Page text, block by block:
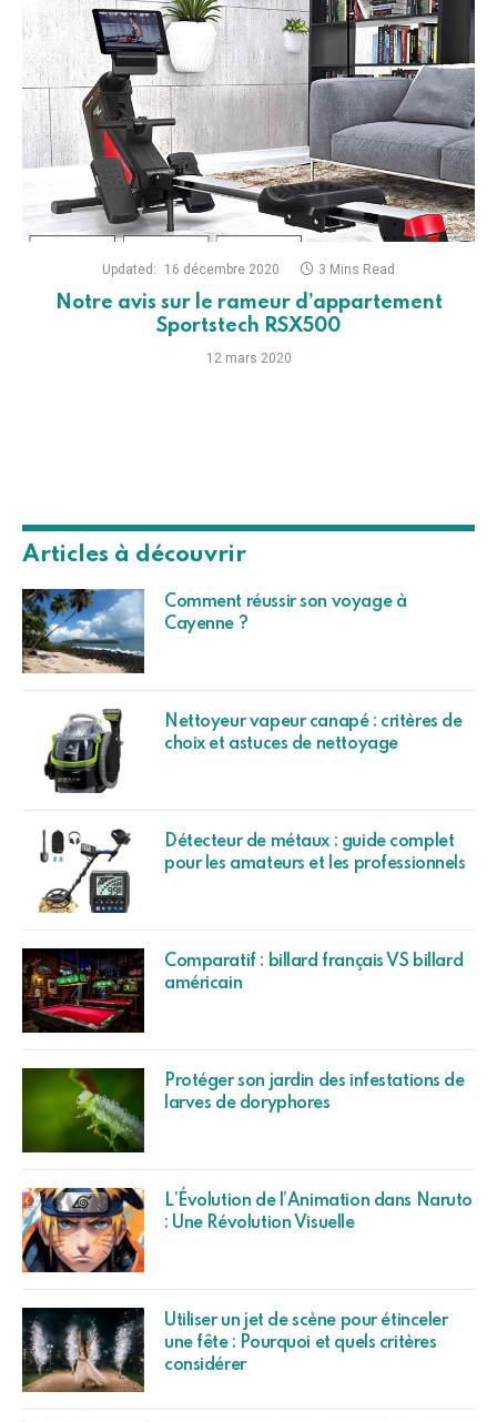
Updated: 16 décembre 2020 3 Mins Read
Notre avis sur le rameur d’appartement
Sportstech RSX500
12 mars 2020
Articles à découvrir
Comment réussir son voyage à
Cayenne ?
Nettoyeur vapeur canapé : critères de
choix et astuces de nettoyage
Détecteur de métaux : guide complet
pour les amateurs et les professionnels
Comparatif : billard français VS billard
américain
Protéger son jardin des infestations de
larves de doryphores
L’Évolution de l’Animation dans Naruto
: Une Révolution Visuelle
Utiliser un jet de scène pour étinceler
une fête : Pourquoi et quels critères
considérer